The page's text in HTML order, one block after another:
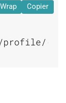
profile/
Wrap Copier